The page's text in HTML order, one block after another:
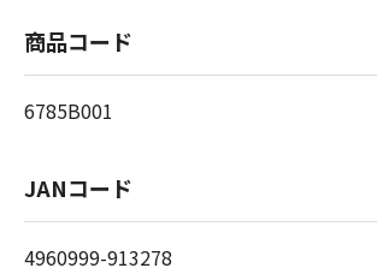
商品コード
6785B001
JANコード
4960999-913278